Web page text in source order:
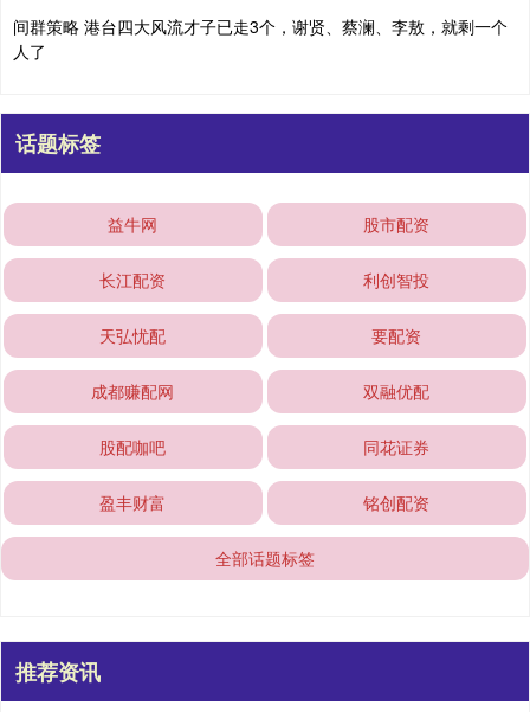
间群策略 港台四大风流才子已走3个，谢贤、蔡澜、李敖，就剩一个
人了
话题标签
益牛网 股市配资
长江配资 利创智投
天弘忧配 要配资
成都赚配网 双融优配
股配咖吧 同花证券
盈丰财富 铭创配资
全部话题标签
推荐资讯